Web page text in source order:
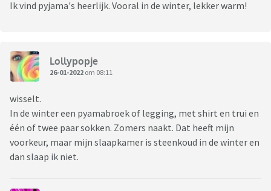
Ik vind pyjama's heerlijk. Vooral in de winter, lekker warm!
Lollypopje
26-01-2022 om 08:11
wisselt.
In de winter een pyamabroek of legging, met shirt en trui en
één of twee paar sokken. Zomers naakt. Dat heeft mijn
voorkeur, maar mijn slaapkamer is steenkoud in de winter en
dan slaap ik niet.